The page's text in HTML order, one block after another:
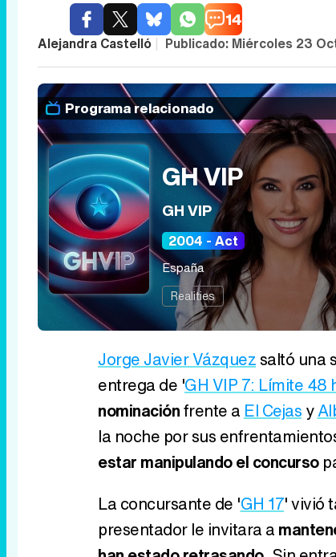
14
Alejandra Castelló | Publicado: Miércoles 23
Programa relacionado
GH VIP
GH VIP
2004 - Act
España
Realities
Jorge Javier Vázquezsaltó una
entrega de 'GH VIP 7: Límite 48
nominaciónfrente a El Cejas y
la noche por sus
estar manipulando el concurso
La concursante de 'GH 17' vivió
presentador le invitara a